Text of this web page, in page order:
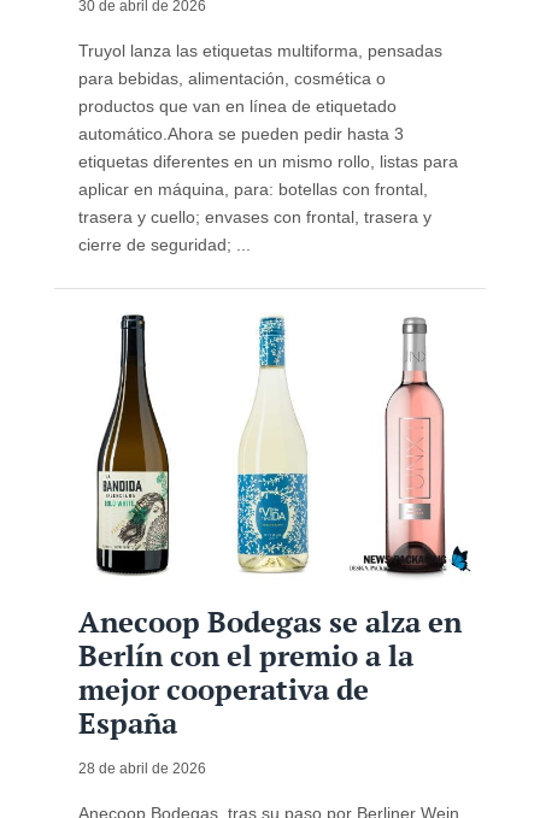
30 de abril de 2026
Truyol lanza las etiquetas multiforma, pensadas
para bebidas, alimentación, cosmética o
productos que van en línea de etiquetado
automático. ​Ahora se pueden pedir hasta 3
etiquetas diferentes en un mismo rollo, listas para
aplicar en máquina, para: botellas con frontal,
trasera y cuello; envases con frontal, trasera y
cierre de seguridad; ...
Anecoop Bodegas se alza en
Berlín con el premio a la
mejor cooperativa de
España
28 de abril de 2026
Anecoop Bodegas, tras su paso por Berliner Wein